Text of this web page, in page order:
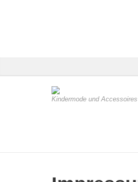
Kindermode und